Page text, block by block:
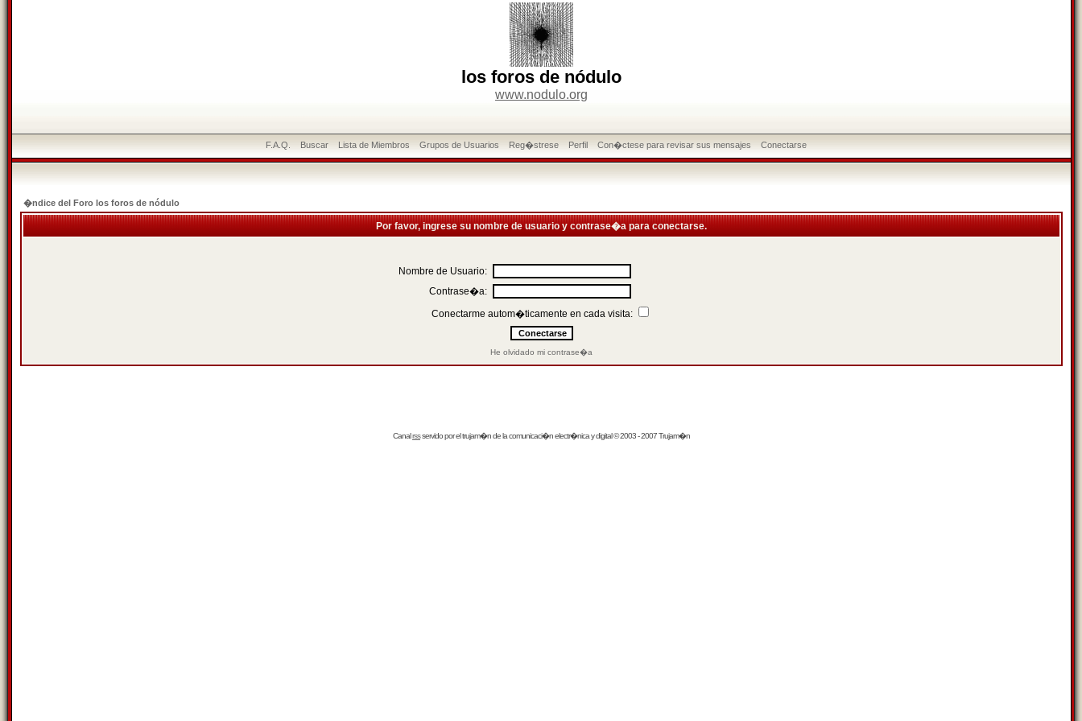
los foros de nódulo
www.nodulo.org
F.A.Q. Buscar Lista de Miembros Grupos de Usuarios Reg�strese Perfil Con�ctese para revisar sus mensajes Conectarse
�ndice del Foro los foros de nódulo
Por favor, ingrese su nombre de usuario y contrase�a para conectarse.
Nombre de Usuario:
Contrase�a:
Conectarme autom�ticamente en cada visita:
He olvidado mi contrase�a
Canalrssservido por eltrujam�nde la comunicaci�n electr�nica y digital © 2003 - 2007 Trujam�n